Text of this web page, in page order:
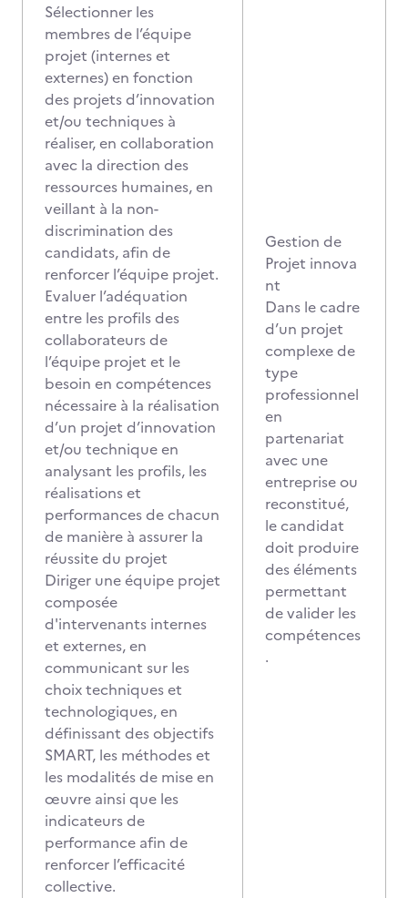
Sélectionner les
membres de l’équipe
projet (internes et
externes) en fonction
des projets d’innovation
et/ou techniques à
réaliser, en collaboration
avec la direction des
ressources humaines, en
veillant à la non-
discrimination des
candidats, afin de
renforcer l’équipe projet.
Evaluer l’adéquation
entre les profils des
collaborateurs de
l’équipe projet et le
besoin en compétences
nécessaire à la réalisation
d’un projet d’innovation
et/ou technique en
analysant les profils, les
réalisations et
performances de chacun
de manière à assurer la
réussite du projet
Diriger une équipe projet
composée
d'intervenants internes
et externes, en
communicant sur les
choix techniques et
technologiques, en
définissant des objectifs
SMART, les méthodes et
les modalités de mise en
œuvre ainsi que les
indicateurs de
performance afin de
renforcer l’efficacité
collective.
Gestion de
Projet innova
nt
Dans le cadre
d’un projet
complexe de
type
professionnel
en
partenariat
avec une
entreprise ou
reconstitué,
le candidat
doit produire
des éléments
permettant
de valider les
compétences
.